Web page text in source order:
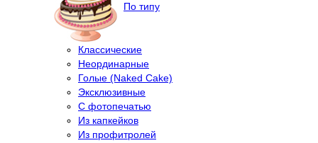
По типу
Классические
Неординарные
Голые (Naked Cake)
Эксклюзивные
С фотопечатью
Из капкейков
Из профитролей